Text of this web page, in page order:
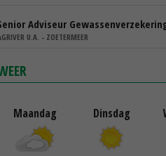
Adviseur
U.A. - ZOETERMEER
Maandag Dinsdag